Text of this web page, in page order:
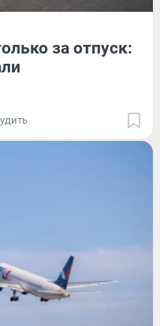
за отпуск: